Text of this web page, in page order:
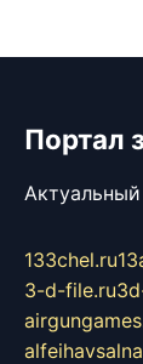
Портал
133chel.ru
3-d-file.ru